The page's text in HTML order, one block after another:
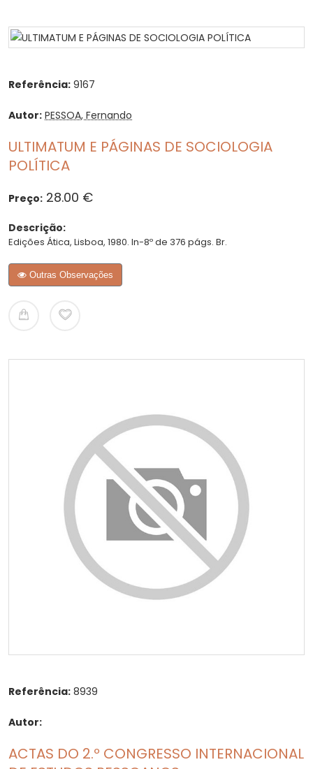
Referência: 9167
Autor: PESSOA, Fernando
ULTIMATUM E PÁGINAS DE SOCIOLOGIA
POLÍTICA
Preço: 28.00 €
Descrição:
Edições Ática, Lisboa, 1980. In-8º de 376 págs. Br.
Outras Observações
Referência: 8939
Autor:
ACTAS DO 2.º CONGRESSO INTERNACIONAL